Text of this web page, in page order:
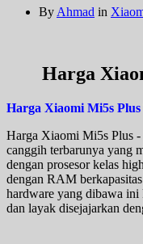
ByAhmad in
Harga
Harga Xiaomi Mi5s
Harga Xiaomi Mi5s Plus
canggih terbarunya yang
dengan prosesor kelas
dengan RAM
hardware yang dibawa
dan layak disejajarkan